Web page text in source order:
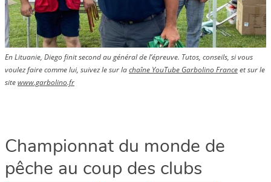
En Lituanie, Diego finit second au général de l’épreuve. Tutos, conseils, si vous
voulez faire comme lui, suivez le sur lachaîne YouTube Garbolino Franceet sur le
sitewww.garbolino.fr
Championnat du monde de
pêche au coup des clubs